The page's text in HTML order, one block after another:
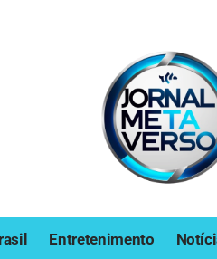
Entretenimento